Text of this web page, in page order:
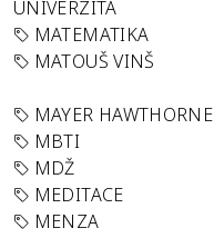
UNIVERZITA
MATEMATIKA
MATOUŠ VINŠ
MAYER HAWTHORNE
MBTI
MDŽ
MEDITACE
MENZA